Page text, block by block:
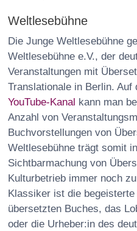
Weltlesebühne
Die Junge Weltlesebühne
Weltlesebühne e.V., der
Veranstaltungen mit
Translationale in Berlin. Auf
YouTube-Kanal kann man
Anzahl von
Buchvorstellungen von
Weltlesebühne trägt somit
Sichtbarmachung von
Kulturbetrieb immer noch
Klassiker ist die
übersetzten Buches, das
oder die Urheber:in des